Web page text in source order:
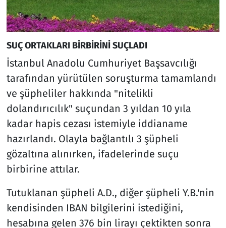
SUÇ ORTAKLARI BİRBİRİNİ SUÇLADI
İstanbul Anadolu Cumhuriyet Başsavcılığı
tarafından yürütülen soruşturma tamamlandı
ve şüpheliler hakkında "nitelikli
dolandırıcılık" suçundan 3 yıldan 10 yıla
kadar hapis cezası istemiyle iddianame
hazırlandı. Olayla bağlantılı 3 şüpheli
gözaltına alınırken, ifadelerinde suçu
birbirine attılar.
Tutuklanan şüpheli A.D., diğer şüpheli Y.B.'nin
kendisinden IBAN bilgilerini istediğini,
hesabına gelen 376 bin lirayı çektikten sonra